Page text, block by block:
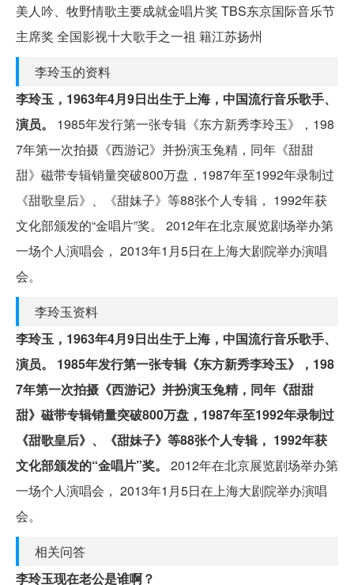
美人吟、牧野情歌主要成就金唱片奖 TBS东京国际音乐节
主席奖 全国影视十大歌手之一祖 籍江苏扬州
李玲玉的资料
李玲玉，1963年4月9日出生于上海，中国流行音乐歌手、
演员。
1985年发行第一张专辑《东方新秀李玲玉》，198
7年第一次拍摄《西游记》并扮演玉兔精，同年《甜甜
甜》磁带专辑销量突破800万盘，1987年至1992年录制过
《甜歌皇后》、《甜妹子》等88张个人专辑， 1992年获
文化部颁发的“金唱片”奖。 2012年在北京展览剧场举办第
一场个人演唱会， 2013年1月5日在上海大剧院举办演唱
会。
李玲玉资料
李玲玉，1963年4月9日出生于上海，中国流行音乐歌手、
演员。
1985年发行第一张专辑《东方新秀李玲玉》，198
7年第一次拍摄《西游记》并扮演玉兔精，同年《甜甜
甜》磁带专辑销量突破800万盘，1987年至1992年录制过
《甜歌皇后》、《甜妹子》等88张个人专辑， 1992年获
文化部颁发的“金唱片”奖。
2012年在北京展览剧场举办第
一场个人演唱会， 2013年1月5日在上海大剧院举办演唱
会。
相关问答
李玲玉现在老公是谁啊？